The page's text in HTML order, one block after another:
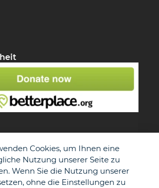
Cookies, um Ihnen eine
Nutzung unserer Seite zu
Wenn Sie die Nutzung unserer
ohne die Einstellungen zu